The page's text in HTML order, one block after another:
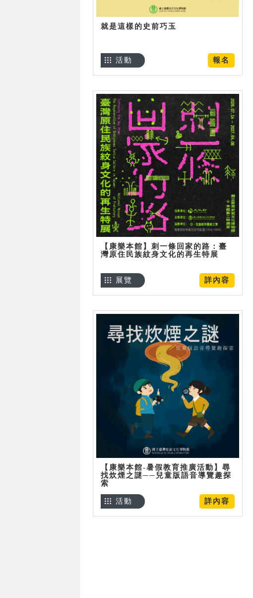
就是這樣的史前巧玉
報名
活動
【康樂本館】刺一條回家的路：臺
灣原住民族紋身文化的再生特展
詳內容
展覽
【康樂本館-暑假教育推廣活動】尋
找炊煙之謎──兒童版語音導覽趣探
索
詳內容
活動